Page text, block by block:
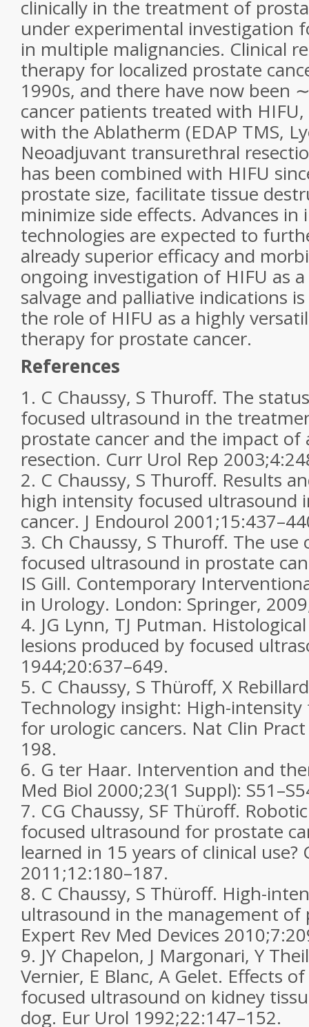
clinically in the treatment of
under experimental investigation
in multiple malignancies. Clinical
therapy for localized prostate
1990s, and there have now been
cancer patients treated with
with the Ablatherm (EDAP TMS,
Neoadjuvant transurethral
has been combined with HIFU
prostate size, facilitate tissue
minimize side effects. Advances in
technologies are expected to
already superior efficacy and
ongoing investigation of HIFU as
salvage and palliative indications
the role of HIFU as a highly
therapy for prostate cancer.
References
1. C Chaussy, S Thuroff. The
focused ultrasound in the
prostate cancer and the impact of
resection. Curr Urol Rep 2003;4
2. C Chaussy, S Thuroff. Results
high intensity focused ultrasound
cancer. J Endourol 2001;15
3. Ch Chaussy, S Thuroff. The
focused ultrasound in prostate
IS Gill. Contemporary
in Urology. London: Springer,
4. JG Lynn, TJ Putman.
lesions produced by focused
1944;20:637–649.
5. C Chaussy, S Thüroff, X
Technology insight: High-
for urologic cancers. Nat Clin
198.
6. G ter Haar. Intervention and
Med Biol 2000;23(1 Suppl):
7. CG Chaussy, SF Thüroff.
focused ultrasound for prostate
learned in 15 years of clinical use?
2011;12:180–187.
8. C Chaussy, S Thüroff. High-
ultrasound in the management of
Expert Rev Med Devices 2010;7
9. JY Chapelon, J Margonari, Y
Vernier, E Blanc, A Gelet. Effects
focused ultrasound on kidney
dog. Eur Urol 1992;22:147–152.